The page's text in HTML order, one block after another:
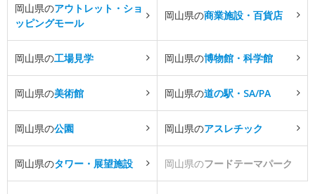
岡山県のアウトレット・ショ
ッピングモール
岡山県の商業施設・百貨店
岡山県の工場見学 岡山県の博物館・科学館
岡山県の美術館 岡山県の道の駅・SA/PA
岡山県の公園 岡山県のアスレチック
岡山県のタワー・展望施設 岡山県のフードテーマパーク